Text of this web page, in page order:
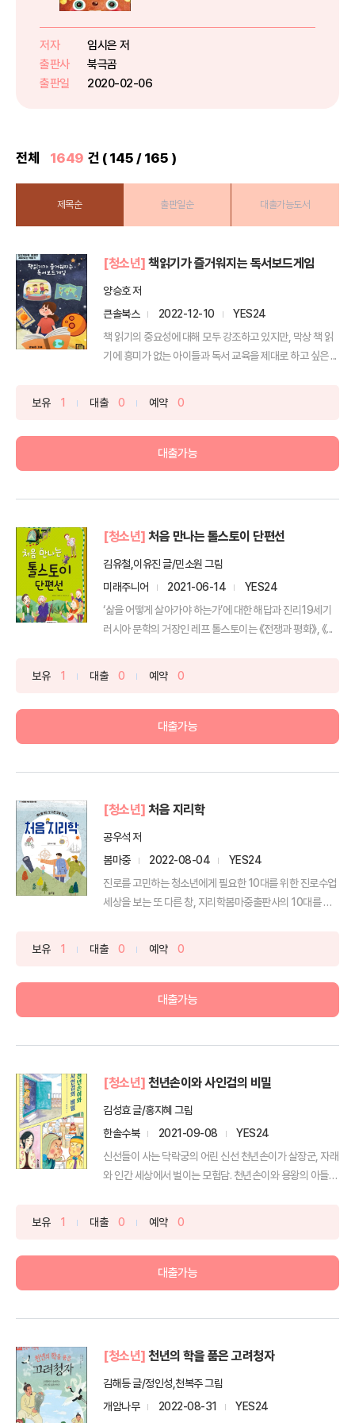
는 멋진 모자를 쓰고 있...
저자
임시은 저
출판사
북극곰
출판일
2020-02-06
전체 1649 건 ( 145 / 165 )
제목순 출판일순 대출가능도서
[청소년] 책읽기가 즐거워지는 독서보드게임
양승호 저
큰솔북스
2022-12-10
YES24
책 읽기의 중요성에 대해 모두 강조하고 있지만, 막상 책 읽
기에 흥미가 없는 아이들과 독서 교육을 제대로 하고 싶은 ...
보유 1 대출 0 예약 0
대출가능
[청소년] 처음 만나는 톨스토이 단편선
김유철,이유진 글/민소원 그림
미래주니어
2021-06-14
YES24
‘삶을 어떻게 살아가야 하는가’에 대한 해답과 진리19세기
러시아 문학의 거장인 레프 톨스토이는 《전쟁과 평화》, 《...
보유 1 대출 0 예약 0
대출가능
[청소년] 처음 지리학
공우석 저
봄마중
2022-08-04
YES24
진로를 고민하는 청소년에게 필요한 10대를 위한 진로수업
세상을 보는 또 다른 창, 지리학봄마중출판사의 10대를 위
보유 1 대출 0 예약 0
대출가능
[청소년] 천년손이와 사인검의 비밀
김성효 글/홍지혜 그림
한솔수북
2021-09-08
YES24
신선들이 사는 닥락궁의 어린 신선 천년손이가 살장군, 자래
와 인간 세상에서 벌이는 모험담. 천년손이와 용왕의 아들
보유 1 대출 0 예약 0
대출가능
[청소년] 천년의 학을 품은 고려청자
김해등 글/정인성,천복주 그림
개암나무
2022-08-31
YES24